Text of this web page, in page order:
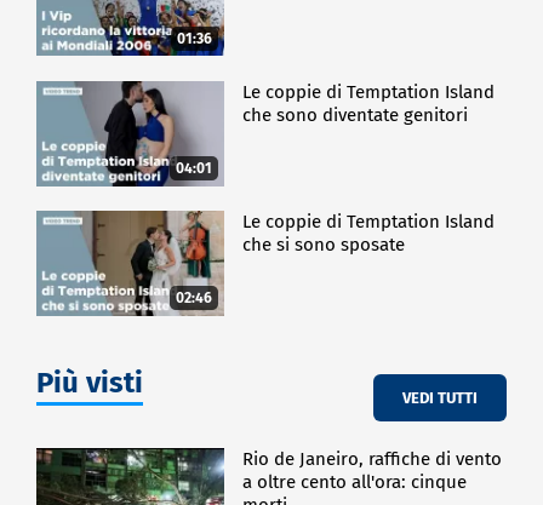
01:36
04:01
Le coppie di Temptation Island
che sono diventate genitori
02:46
Le coppie di Temptation Island
che si sono sposate
Più visti VEDI TUTTI
Rio de Janeiro, raffiche di vento
a oltre cento all'ora: cinque